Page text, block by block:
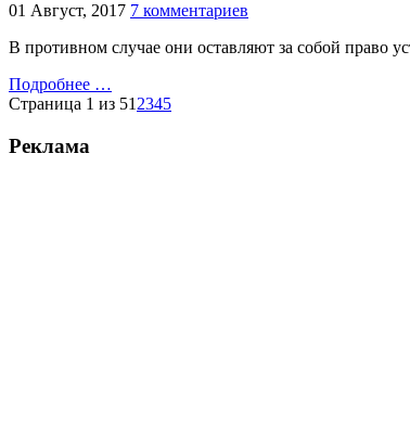
01 Август, 2017 7 комментариев
В противном случае они оставляют за собой право
Подробнее …
Страница 1 из 51 2345
Реклама